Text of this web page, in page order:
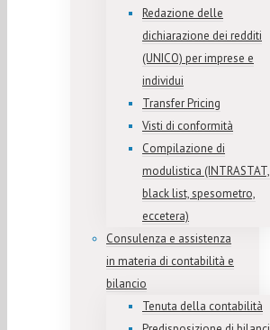
Redazione delle
dichiarazione dei redditi
(UNICO) per imprese e
individui
Transfer Pricing
Visti di conformità
Compilazione di
modulistica (INTRASTAT,
black list, spesometro,
eccetera)
Consulenza e assistenza
in materia di contabilità e
bilancio
Tenuta della contabilità